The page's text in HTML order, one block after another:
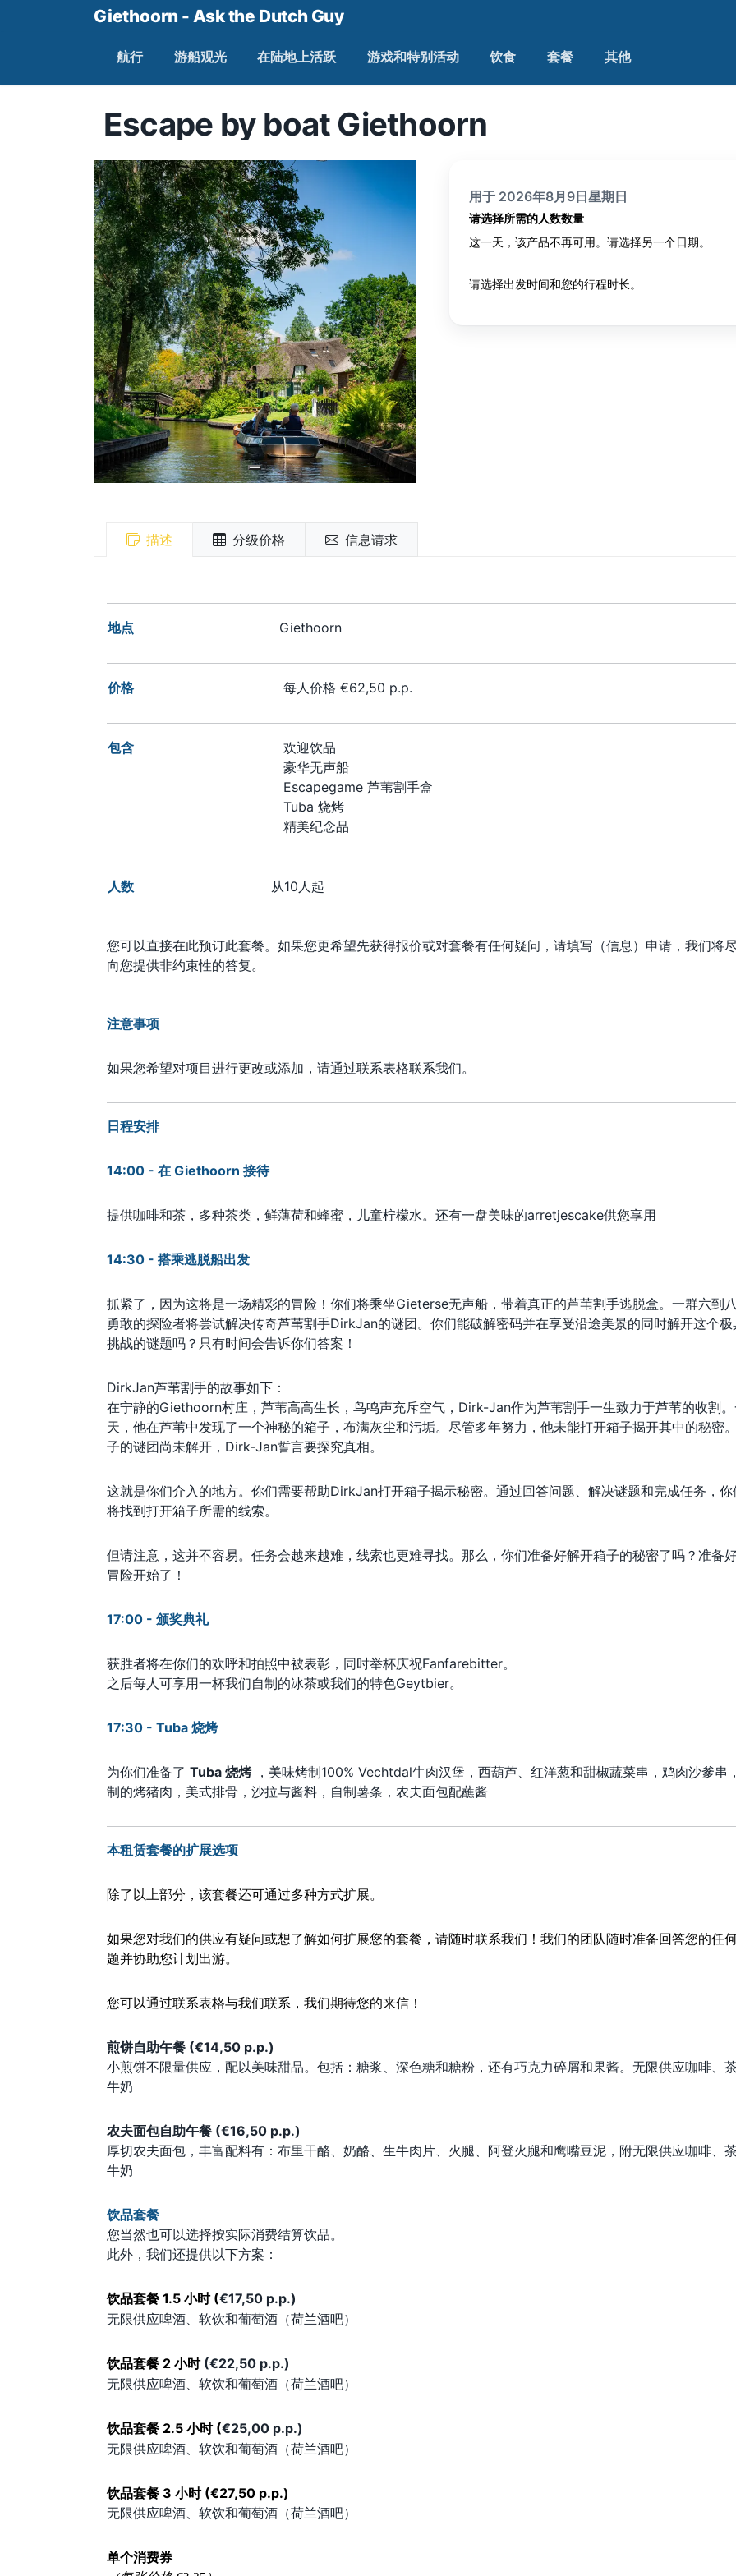
Giethoorn - Ask the Dutch Guy
航行 游船观光 在陆地上活跃 游戏和特别活动 饮食 套餐 其他
Escape by boat Giethoorn
用于 2026年8月9日星期日
请选择所需的人数数量
这一天，该产品不再可用。请选择另一个日期。
请选择出发时间和您的行程时长。
描述 分级价格 信息请求
地点 Giethoorn
价格 每人价格 €62,50 p.p.
包含
欢迎饮品
豪华无声船
Escapegame 芦苇割手盒
Tuba 烧烤
精美纪念品
人数 从10人起
您可以直接在此预订此套餐。如果您更希望先获得报价或对套餐有任何疑问，请填写（信息）申请，我们将
向您提供非约束性的答复。
注意事项
如果您希望对项目进行更改或添加，请通过联系表格联系我们。
日程安排
14:00 - 在 Giethoorn 接待
提供咖啡和茶，多种茶类，鲜薄荷和蜂蜜，儿童柠檬水。还有一盘美味的arretjescake供您享用
14:30 - 搭乘逃脱船出发
抓紧了，因为这将是一场精彩的冒险！你们将乘坐Gieterse无声船，带着真正的芦苇割手逃脱盒。一群六到
勇敢的探险者将尝试解决传奇芦苇割手DirkJan的谜团。你们能破解密码并在享受沿途美景的同时解开这个极
挑战的谜题吗？只有时间会告诉你们答案！
DirkJan芦苇割手的故事如下：
在宁静的Giethoorn村庄，芦苇高高生长，鸟鸣声充斥空气，Dirk-Jan作为芦苇割手一生致力于芦苇的收割
天，他在芦苇中发现了一个神秘的箱子，布满灰尘和污垢。尽管多年努力，他未能打开箱子揭开其中的秘密
子的谜团尚未解开，Dirk-Jan誓言要探究真相。
这就是你们介入的地方。你们需要帮助DirkJan打开箱子揭示秘密。通过回答问题、解决谜题和完成任务，你
将找到打开箱子所需的线索。
但请注意，这并不容易。任务会越来越难，线索也更难寻找。那么，你们准备好解开箱子的秘密了吗？准备
冒险开始了！
17:00 - 颁奖典礼
获胜者将在你们的欢呼和拍照中被表彰，同时举杯庆祝Fanfarebitter。
之后每人可享用一杯我们自制的冰茶或我们的特色Geytbier。
17:30 - Tuba 烧烤
为你们准备了 Tuba 烧烤 ，美味烤制100% Vechtdal牛肉汉堡，西葫芦、红洋葱和甜椒蔬菜串，鸡肉沙爹串
制的烤猪肉，美式排骨，沙拉与酱料，自制薯条，农夫面包配蘸酱
本租赁套餐的扩展选项
除了以上部分，该套餐还可通过多种方式扩展。
如果您对我们的供应有疑问或想了解如何扩展您的套餐，请随时联系我们！我们的团队随时准备回答您的任
题并协助您计划出游。
您可以通过联系表格与我们联系，我们期待您的来信！
煎饼自助午餐 (€14,50 p.p.)
小煎饼不限量供应，配以美味甜品。包括：糖浆、深色糖和糖粉，还有巧克力碎屑和果酱。无限供应咖啡、
牛奶
农夫面包自助午餐 (€16,50 p.p.)
厚切农夫面包，丰富配料有：布里干酪、奶酪、生牛肉片、火腿、阿登火腿和鹰嘴豆泥，附无限供应咖啡、
牛奶
饮品套餐
您当然也可以选择按实际消费结算饮品。
此外，我们还提供以下方案：
饮品套餐 1.5 小时 (€17,50 p.p.)
无限供应啤酒、软饮和葡萄酒（荷兰酒吧）
饮品套餐 2 小时 (€22,50 p.p.)
无限供应啤酒、软饮和葡萄酒（荷兰酒吧）
饮品套餐 2.5 小时 (€25,00 p.p.)
无限供应啤酒、软饮和葡萄酒（荷兰酒吧）
饮品套餐 3 小时 (€27,50 p.p.)
无限供应啤酒、软饮和葡萄酒（荷兰酒吧）
单个消费券